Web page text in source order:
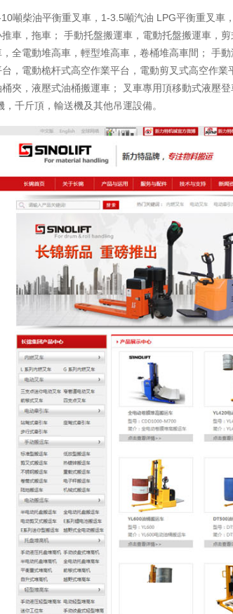
10噸柴油平衡重叉車，1-3.5噸汽油 LPG平衡重叉
車，拖車； 手動托盤搬運車，電動托盤搬運車，
全電動堆高車，輕型堆高車，卷桶堆高車間； 手
，電動桅杆式高空作業平台，電動剪叉式高空作業
桶夾，液壓式油桶搬運車； 叉車專用頂移動式液壓
，千斤頂，輸送機及其他吊運設備。